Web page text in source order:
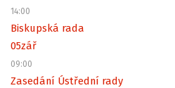
14:00
Biskupská rada
05zář
09:00
Zasedání Ústřední rady